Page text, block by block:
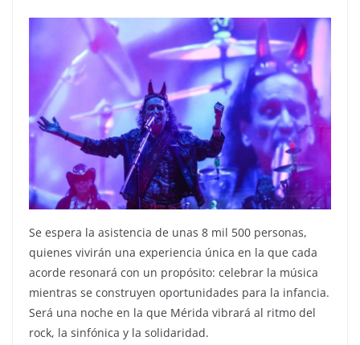
Se espera la asistencia de unas 8 mil 500 personas,
quienes vivirán una experiencia única en la que cada
acorde resonará con un propósito: celebrar la música
mientras se construyen oportunidades para la infancia.
Será una noche en la que Mérida vibrará al ritmo del
rock, la sinfónica y la solidaridad.